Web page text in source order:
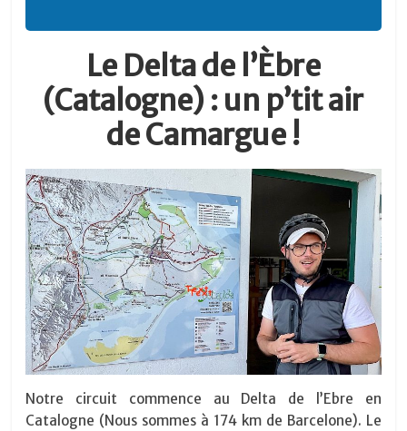
Le Delta de l’Èbre
(Catalogne) : un p’tit air
de Camargue !
Notre circuit commence au Delta de l’Ebre en
Catalogne (Nous sommes à 174 km de Barcelone). Le